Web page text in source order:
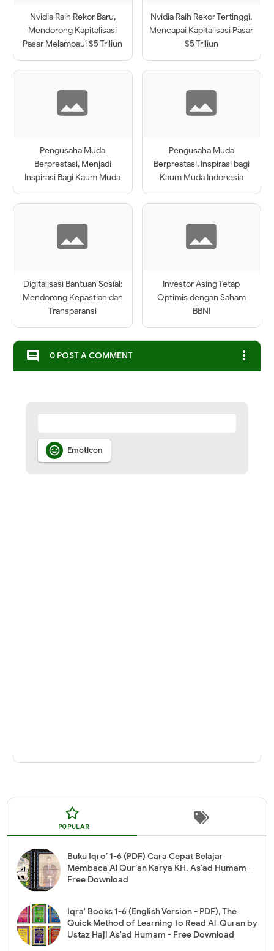
Nvidia Raih Rekor Baru,
Mendorong Kapitalisasi
Pasar Melampaui $5 Triliun
Nvidia Raih Rekor Tertinggi,
Mencapai Kapitalisasi Pasar
$5 Triliun
Pengusaha Muda
Berprestasi, Menjadi
Inspirasi Bagi Kaum Muda
Pengusaha Muda
Berprestasi, Inspirasi bagi
Kaum Muda Indonesia
Digitalisasi Bantuan Sosial:
Mendorong Kepastian dan
Transparansi
Investor Asing Tetap
Optimis dengan Saham
BBNI
comment 0 POST A COMMENT more_vert
 Emoticon
POPULAR
Buku Iqro’ 1-6 (PDF) Cara Cepat Belajar
Membaca Al Qur’an Karya KH. As’ad Humam -
Free Download
Iqra' Books 1-6 (English Version - PDF), The
Quick Method of Learning To Read Al-Quran by
Ustaz Haji As'ad Humam - Free Download